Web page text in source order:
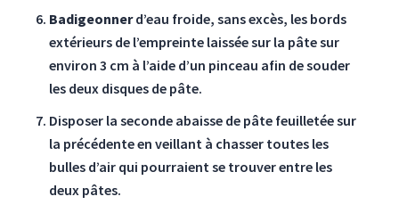
Badigeonnerd’eau froide, sans excès, les bords
extérieurs de l’empreinte laissée sur la pâte sur
environ 3 cm à l’aide d’un pinceau afin de souder
les deux disques de pâte.
Disposer la seconde abaisse de pâte feuilletée sur
la précédente en veillant à chasser toutes les
bulles d’air qui pourraient se trouver entre les
deux pâtes.